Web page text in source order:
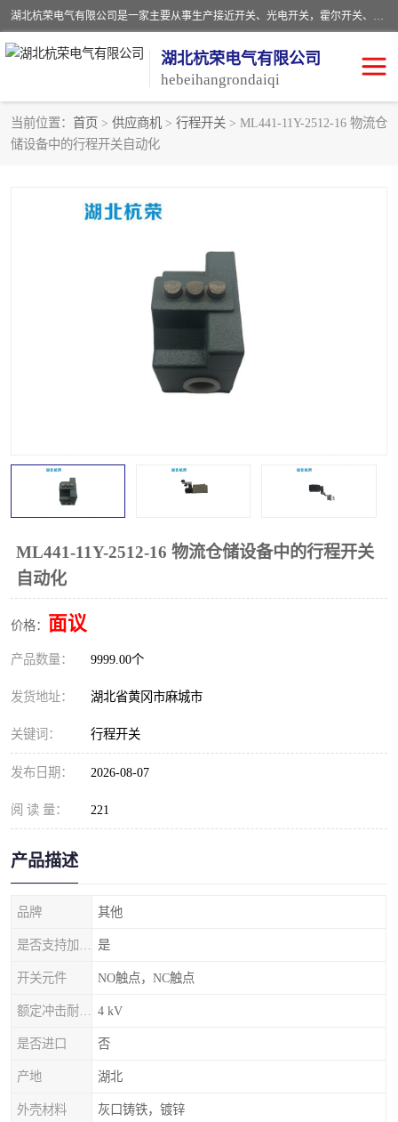
湖北杭荣电气有限公司是一家主要从事生产接近开关、光电开关，霍尔开关、两级跑偏开关、双向拉绳开关、速度监测器、皮带打滑开关、阻旋式料位开关、皮带纵向撕裂开关、溜槽堵塞开关、声光报警器、矿用磁性井筒开关等，主营行业：电气设备、仪器仪表制造, 高低压电器，成套电气设备，矿用防爆机电设备，皮带机综合保护系统，防爆电器，传感器，工矿配件，电器配件，自动化工业机器人的研发，制造，加工销售。
湖北杭荣电气有限公司
hebeihangrondaiqi
当前位置： 首页 > 供应商机 > 行程开关 > ML441-11Y-2512-16 物流仓
储设备中的行程开关自动化
ML441-11Y-2512-16 物流仓储设备中的行程开关
自动化
价格： 面议
产品数量： 9999.00个
发货地址： 湖北省黄冈市麻城市
关键词： 行程开关
发布日期： 2026-08-07
阅 读 量： 221
产品描述
品牌 其他
是
开关元件 NO触点，NC触点
4 kV
是否进口 否
产地 湖北
外壳材料 灰口铸铁，镀锌
阻旋料位开关
滑线指示灯
光电开关
拉绳开关
溜槽堵塞检测开关
限位开关 速度检测器
速度传感器
微电脑超速开关